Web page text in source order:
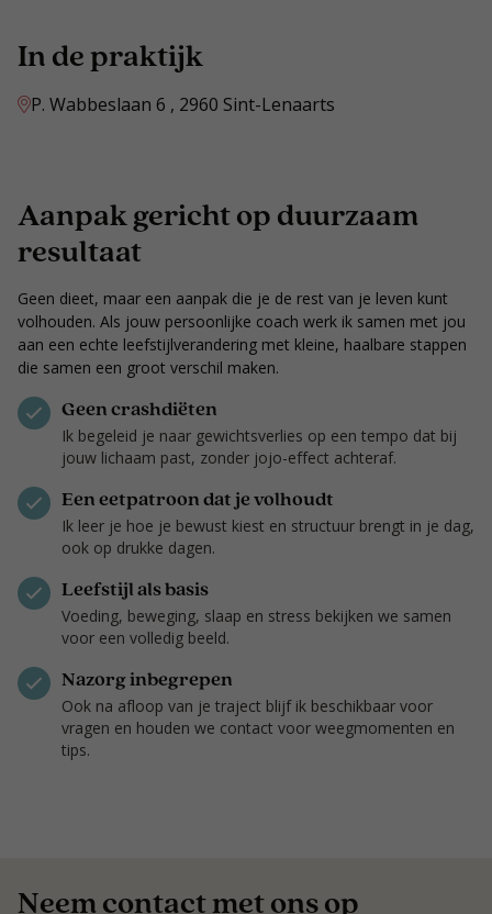
In de praktijk
P. Wabbeslaan 6 , 2960 Sint-Lenaarts
Aanpak gericht op duurzaam
resultaat
Geen dieet, maar een aanpak die je de rest van je leven kunt
volhouden. Als jouw persoonlijke coach werk ik samen met jou
aan een echte leefstijlverandering met kleine, haalbare stappen
die samen een groot verschil maken.
Geen crashdiëten
Ik begeleid je naar gewichtsverlies op een tempo dat bij
jouw lichaam past, zonder jojo-effect achteraf.
Een eetpatroon dat je volhoudt
Ik leer je hoe je bewust kiest en structuur brengt in je dag,
ook op drukke dagen.
Leefstijl als basis
Voeding, beweging, slaap en stress bekijken we samen
voor een volledig beeld.
Nazorg inbegrepen
Ook na afloop van je traject blijf ik beschikbaar voor
vragen en houden we contact voor weegmomenten en
tips.
Neem contact met ons op